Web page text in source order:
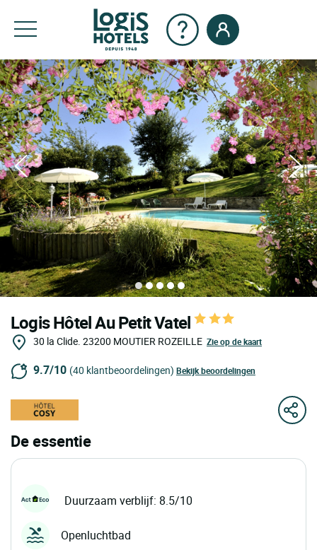
Logis Hôtel Au Petit Vatel
30 la Clide. 23200 MOUTIER ROZEILLE Zie op de kaart
9.7/10 (40 klantbeoordelingen) Bekijk beoordelingen
De essentie
Duurzaam verblijf: 8.5/10
Openluchtbad